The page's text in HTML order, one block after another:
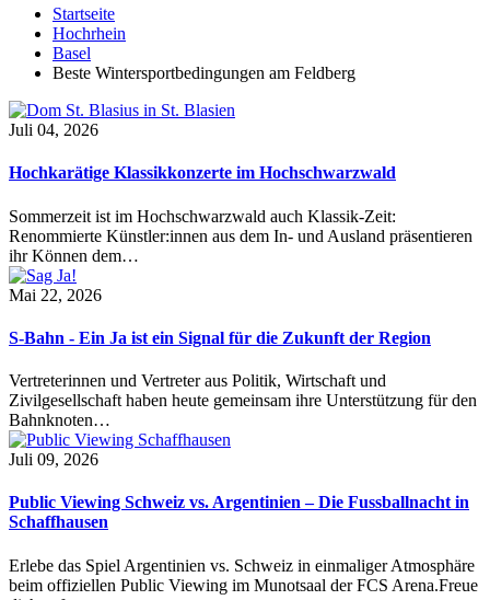
Startseite
Hochrhein
Basel
Beste Wintersportbedingungen am Feldberg
Juli 04, 2026
Hochkarätige Klassikkonzerte im Hochschwarzwald
Sommerzeit ist im Hochschwarzwald auch Klassik-Zeit:
Renommierte Künstler:innen aus dem In- und Ausland präsentieren
ihr Können dem…
Mai 22, 2026
S-Bahn - Ein Ja ist ein Signal für die Zukunft der Region
Vertreterinnen und Vertreter aus Politik, Wirtschaft und
Zivilgesellschaft haben heute gemeinsam ihre Unterstützung für den
Bahnknoten…
Juli 09, 2026
Public Viewing Schweiz vs. Argentinien – Die Fussballnacht in
Schaffhausen
Erlebe das Spiel Argentinien vs. Schweiz in einmaliger Atmosphäre
beim offiziellen Public Viewing im Munotsaal der FCS Arena.Freue